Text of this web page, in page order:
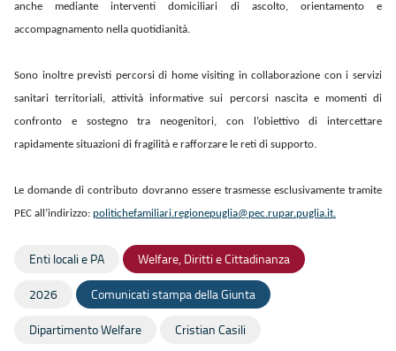
anche mediante interventi domiciliari di ascolto, orientamento e
accompagnamento nella quotidianità.
Sono inoltre previsti percorsi di home visiting in collaborazione con i servizi
sanitari territoriali, attività informative sui percorsi nascita e momenti di
confronto e sostegno tra neogenitori, con l’obiettivo di intercettare
rapidamente situazioni di fragilità e rafforzare le reti di supporto.
Le domande di contributo dovranno essere trasmesse esclusivamente tramite
PEC all’indirizzo: politichefamiliari.regionepuglia@pec.rupar.puglia.it.
Enti locali e PA Welfare, Diritti e Cittadinanza
2026 Comunicati stampa della Giunta
Dipartimento Welfare Cristian Casili